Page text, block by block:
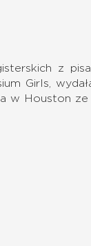
z
Girls,
w Houston